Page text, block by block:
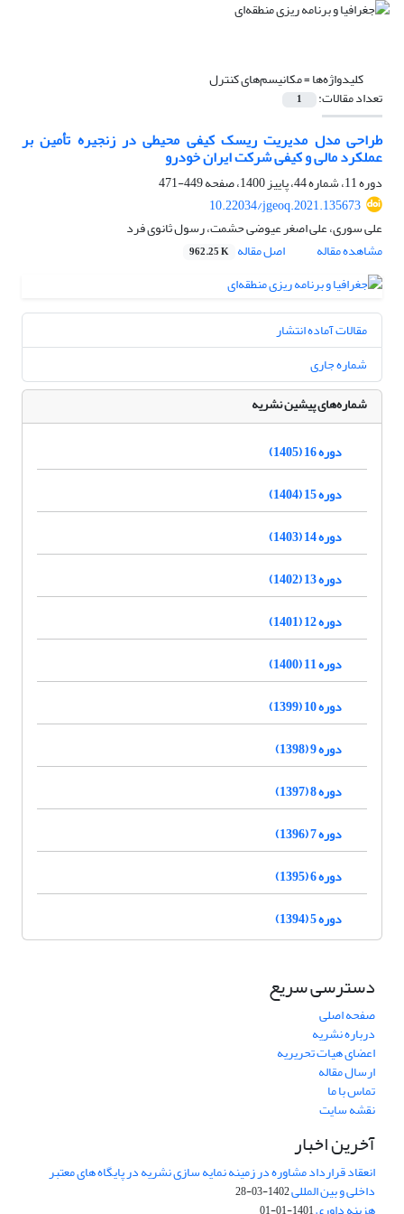
کلیدواژه‌ها =مکانیسم‌های کنترل
تعداد مقالات: 1
طراحی مدل مدیریت ریسک کیفی محیطی در زنجیره تأمین بر
عملکرد مالی و کیفی شرکت ایران خودرو
دوره 11، شماره 44، پاییز 1400، صفحه
449-471
10.22034/jgeoq.2021.135673
علی سوری، علی اصغر عیوضی حشمت، رسول ثانوی فرد
مشاهده مقاله
اصل مقاله 962.25 K
مقالات آماده انتشار
شماره جاری
شماره‌های پیشین نشریه
دوره 16 (1405)
دوره 15 (1404)
دوره 14 (1403)
دوره 13 (1402)
دوره 12 (1401)
دوره 11 (1400)
دوره 10 (1399)
دوره 9 (1398)
دوره 8 (1397)
دوره 7 (1396)
دوره 6 (1395)
دوره 5 (1394)
دسترسی سریع
صفحه اصلی
درباره نشریه
اعضای هیات تحریریه
ارسال مقاله
تماس با ما
نقشه سایت
آخرین اخبار
انعقاد قرارداد مشاوره در زمینه نمایه سازی نشریه در پایگاه های معتبر
داخلی و بین المللی1402-03-28